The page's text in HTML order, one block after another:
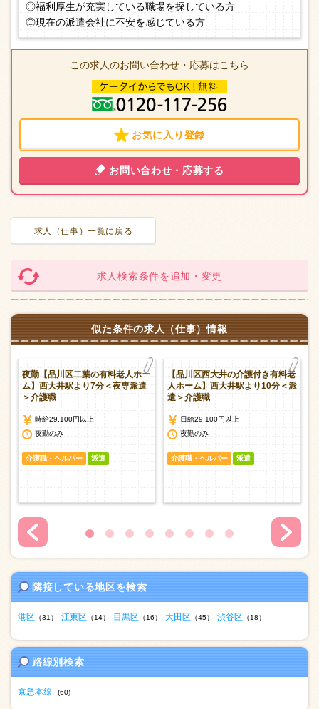
◎福利厚生が充実している職場を探している方
◎現在の派遣会社に不安を感じている方
この求人のお問い合わせ・応募はこちら
お気に入り登録
お問い合わせ・応募する
求人（仕事）一覧に戻る
求人検索条件を追加・変更
似た条件の求人（仕事）情報
夜勤【品川区二葉の有料老人ホー
ム】西大井駅より7分＜夜専派遣
＞介護職
時給29,100円以上
夜勤のみ
介護職・ヘルパー 派遣
【品川区西大井の介護付き有料老
人ホーム】西大井駅より10分＜派
遣＞介護職
日給29,100円以上
夜勤のみ
介護職・ヘルパー 派遣
隣接している地区を検索
港区 （31） 江東区 （14） 目黒区 （16） 大田区 （45） 渋谷区 （18）
路線別検索
京急本線 (60)